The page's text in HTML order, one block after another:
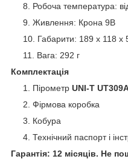
Робоча температура:
Живлення: Крона 9В
Габарити: 189 х 118 х
Вага: 292 г
Комплектація
Пірометр UNI-T
Фірмова коробка
Кобура
Технічний паспорт і
Гарантія: 12 місяців. Не